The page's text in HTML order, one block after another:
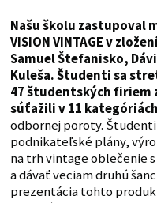
Našu školu zastupoval
VISION VINTAGE v
Samuel Štefanisko,
Kuleša. Študenti sa
47 študentských firiem
súťažili v 11
odbornej poroty.
podnikateľské plány,
na trh vintage oblečenie
a dávať veciam druhú
prezentácia tohto